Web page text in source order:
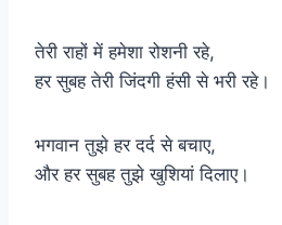
तेरी राहों में हमेशा रोशनी रहे,
हर सुबह तेरी जिंदगी हंसी से भरी रहे।
भगवान तुझे हर दर्द से बचाए,
और हर सुबह तुझे खुशियां दिलाए।